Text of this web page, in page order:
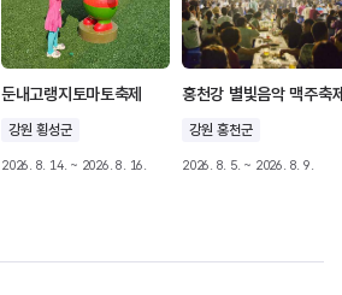
둔내고랭지토마토축제
강원 횡성군
2026. 8. 14. ~ 2026. 8. 16.
홍천강 별빛음악 맥주축
강원 홍천군
2026. 8. 5. ~ 2026. 8. 9.